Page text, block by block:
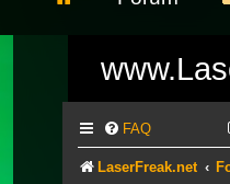
FAQ
LaserFreak.net